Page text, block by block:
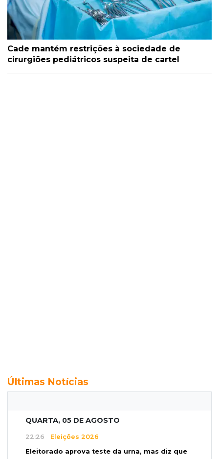
Cade mantém restrições à sociedade de
cirurgiões pediátricos suspeita de cartel
Últimas Notícias
QUARTA, 05 DE AGOSTO
22:26 Eleições 2026
Eleitorado aprova teste da urna, mas diz que